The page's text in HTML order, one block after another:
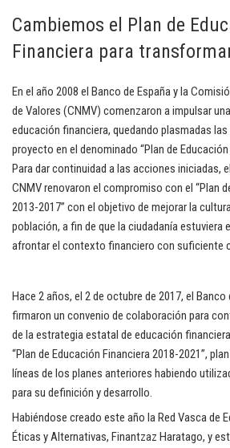
Cambiemos el Plan de
Financiera para
En el año 2008 el Banco de España y la
de Valores (CNMV) comenzaron a impulsar
educación financiera, quedando plasmadas
proyecto en el denominado “Plan de
Para dar continuidad a las acciones iniciadas,
CNMV renovaron el compromiso con el “Plan
2013-2017” con el objetivo de mejorar la
población, a fin de que la ciudadanía estuviera
afrontar el contexto financiero con suficiente
Hace 2 años, el 2 de octubre de 2017, el Banco
firmaron un convenio de colaboración para
de la estrategia estatal de educación
“Plan de Educación Financiera 2018-2021”,
líneas de los planes anteriores habiendo
para su definición y desarrollo.
Habiéndose creado este año la Red Vasca de
Éticas y Alternativas, Finantzaz Haratago, y